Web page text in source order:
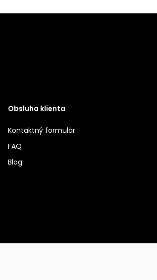
Obsluha klienta
Kontaktný formulár
FAQ
Blog